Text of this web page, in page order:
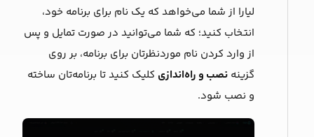
لیارا از شما می‌خواهد که یک ‌نام برای برنامه خود،
انتخاب کنید؛ که شما می‌توانید در صورت تمایل و پس
از وارد کردن نام موردنظرتان برای برنامه، بر روی
گزینه نصب و راه‌اندازی کلیک کنید تا برنامه‌‌تان ساخته
و نصب شود.